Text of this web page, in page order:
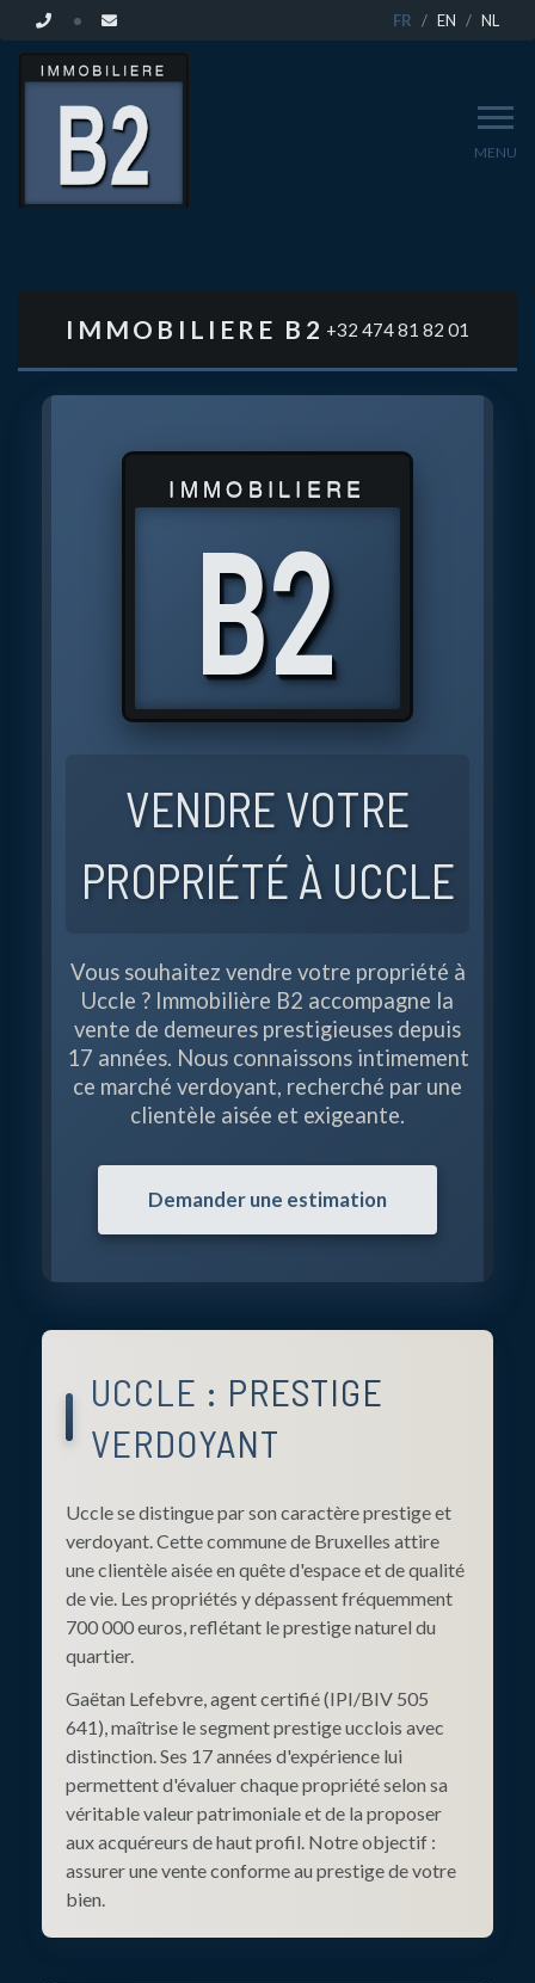
FR EN NL
MENU
VOTRE
BIEN
SEREINEMENT
IMMOBILIÈRE
IMMOBILIERE B2 +32 474 81 82 01
IMMOBILIERE
B2
VENDRE VOTRE
PROPRIÉTÉ À UCCLE
Vous souhaitez vendre votre propriété à
Uccle ? Immobilière B2 accompagne la
vente de demeures prestigieuses depuis
17 années. Nous connaissons intimement
ce marché verdoyant, recherché par une
clientèle aisée et exigeante.
Demander une estimation
UCCLE : PRESTIGE
VERDOYANT
Uccle se distingue par son caractère prestige et
verdoyant. Cette commune de Bruxelles attire
une clientèle aisée en quête d'espace et de qualité
de vie. Les propriétés y dépassent fréquemment
700 000 euros, reflétant le prestige naturel du
quartier.
Gaëtan Lefebvre, agent certifié (IPI/BIV 505
641), maîtrise le segment prestige ucclois avec
distinction. Ses 17 années d'expérience lui
permettent d'évaluer chaque propriété selon sa
véritable valeur patrimoniale et de la proposer
aux acquéreurs de haut profil. Notre objectif :
assurer une vente conforme au prestige de votre
bien.